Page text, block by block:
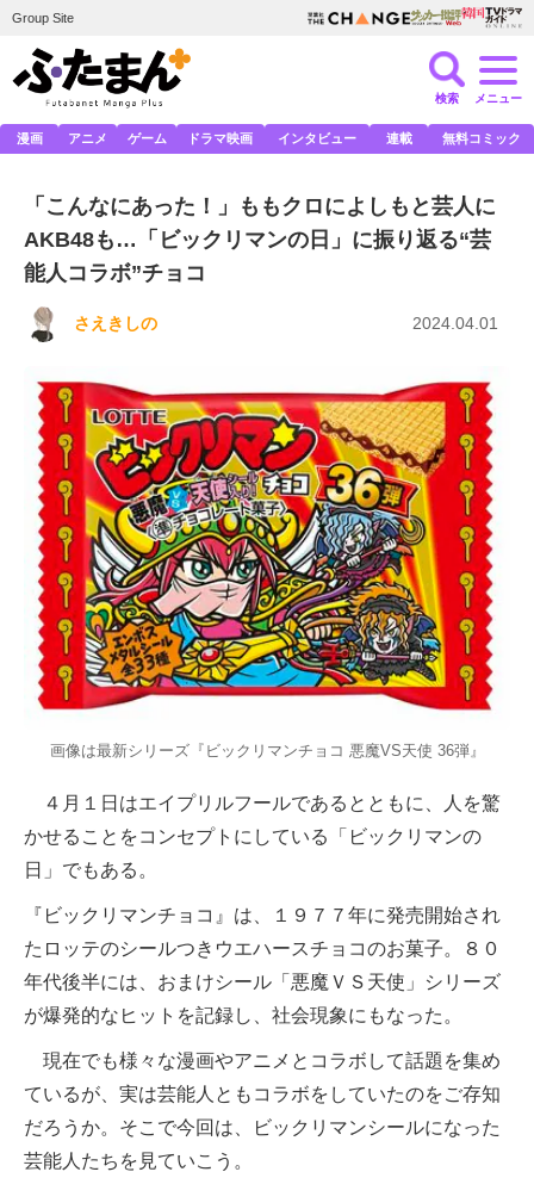
Group Site
検索 メニュー
漫画 アニメ ゲーム ドラマ映画 インタビュー 連載 無料コミック
「こんなにあった！」ももクロによしもと芸人に
AKB48も…「ビックリマンの日」に振り返る“芸
能人コラボ”チョコ
さえきしの 2024.04.01
画像は最新シリーズ『ビックリマンチョコ 悪魔VS天使 36弾』
４月１日はエイプリルフールであるとともに、人を驚
かせることをコンセプトにしている「ビックリマンの
日」でもある。
『ビックリマンチョコ』は、１９７７年に発売開始され
たロッテのシールつきウエハースチョコのお菓子。８０
年代後半には、おまけシール「悪魔ＶＳ天使」シリーズ
が爆発的なヒットを記録し、社会現象にもなった。
現在でも様々な漫画やアニメとコラボして話題を集め
ているが、実は芸能人ともコラボをしていたのをご存知
だろうか。そこで今回は、ビックリマンシールになった
芸能人たちを見ていこう。